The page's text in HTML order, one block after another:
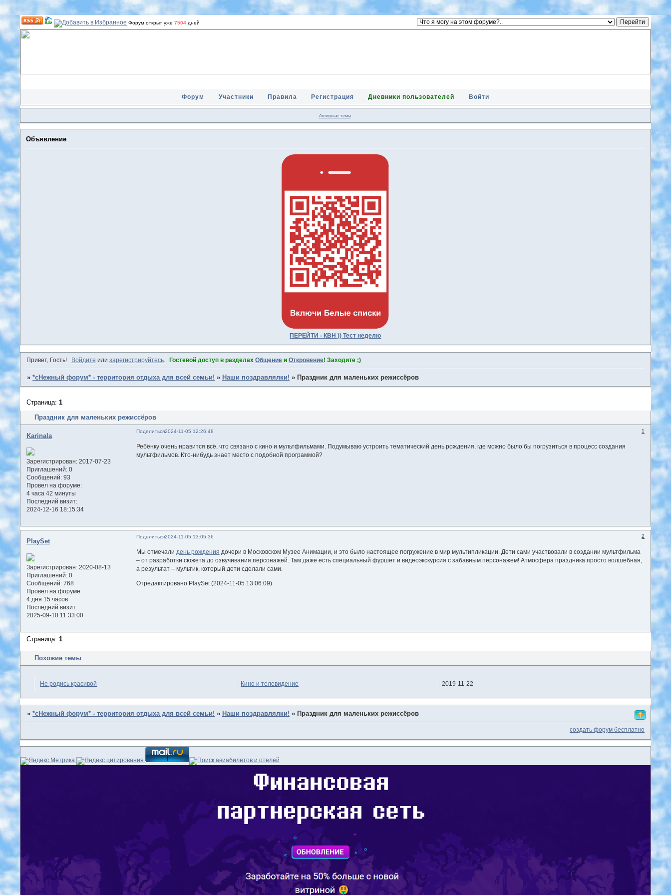
Форум открыт уже7504 дней
Форум Участники Правила Регистрация Дневники пользователей Войти
Активные темы
Объявление
ПЕРЕЙТИ - КВН )) Тест неделю
Привет, Гость! Войдите или зарегистрируйтесь. Гостевой доступ в разделахОбщение иОткровение! Заходите ;)
» *сНежный форум* - территория отдыха для всей семьи! » Наши поздравлялки! » Праздник для маленьких режиссёров
Праздник для маленьких режиссёров
Страница: 1
Поделиться 1
2024-11-05 12:26:48
Karinala
Зарегистрирован: 2017-07-23
Приглашений:0
Сообщений:93
Провел на форуме:
4 часа 42 минуты
Последний визит:
2024-12-16 18:15:34
Ребёнку очень нравится всё, что связано с кино и мультфильмами. Подумываю устроить тематический день рождения, где можно было бы погрузиться в процесс создания
мультфильмов. Кто-нибудь знает место с подобной программой?
Поделиться 2
2024-11-05 13:05:36
PlaySet
Зарегистрирован: 2020-08-13
Приглашений:0
Сообщений:768
Провел на форуме:
4 дня 15 часов
Последний визит:
2025-09-10 11:33:00
Мы отмечали день рождения дочери в Московском Музее Анимации, и это было настоящее погружение в мир мультипликации. Дети сами участвовали в создании мультфильма
– от разработки сюжета до озвучивания персонажей. Там даже есть специальный фуршет и видеоэкскурсия с забавным персонажем! Атмосфера праздника просто волшебная,
а результат – мультик, который дети сделали сами.
Отредактировано PlaySet (2024-11-05 13:06:09)
Страница: 1
Похожие темы
Не родись красивой Кино и телевидение 2019-11-22
» *сНежный форум* - территория отдыха для всей семьи! » Наши поздравлялки! » Праздник для маленьких режиссёров
создать форум бесплатно